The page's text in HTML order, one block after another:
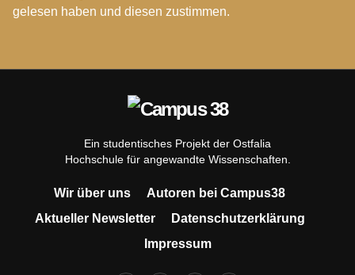
gelesen haben und diesen zustimmen.
Ein studentisches Projekt der Ostfalia
Hochschule für angewandte Wissenschaften.
Wir über uns
Autoren bei Campus38
Aktueller Newsletter
Datenschutzerklärung
Impressum